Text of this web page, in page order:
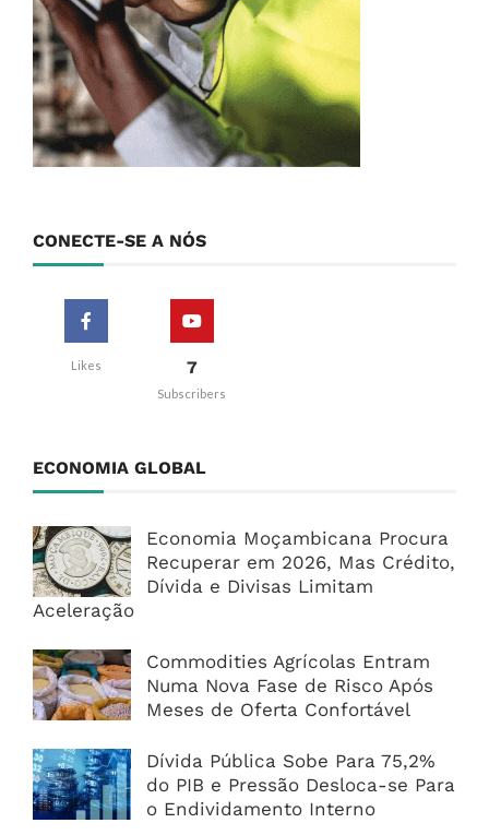
CONECTE-SE A NÓS
Likes 7
Subscribers
ECONOMIA GLOBAL
Economia Moçambicana Procura
Recuperar em 2026, Mas Crédito,
Dívida e Divisas Limitam
Aceleração
Commodities Agrícolas Entram
Numa Nova Fase de Risco Após
Meses de Oferta Confortável
Dívida Pública Sobe Para 75,2%
do PIB e Pressão Desloca-se Para
o Endividamento Interno